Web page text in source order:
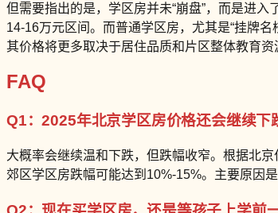
但需要指出的是，学区房并未“崩盘”，而是进
14-16万元区间。而普通学区房，尤其是“挂牌
其价格将更多取决于居住品质和片区整体教育资
FAQ
Q1：2025年北京学区房价格还会继续下
大概率会继续温和下跌，但跌幅收窄。根据北
郊区学区房跌幅可能达到10%-15%。主要原因